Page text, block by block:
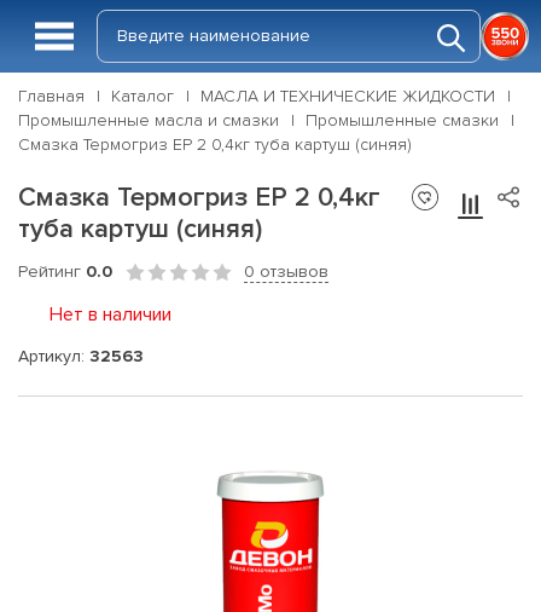
Главная Каталог
МАСЛА И ТЕХНИЧЕСКИЕ ЖИДКОСТИ
Промышленные масла и смазки
Промышленные смазки
Смазка Термогриз ЕР 2 0,4кг туба картуш (синяя)
Смазка Термогриз ЕР 2 0,4кг
туба картуш (синяя)
Рейтинг 0.0 0 отзывов
Нет в наличии
Артикул: 32563